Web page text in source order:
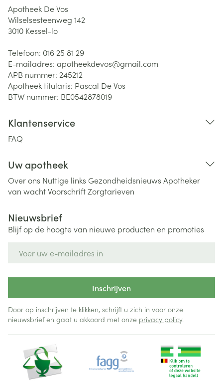
Apotheek De Vos
Wilselsesteenweg 142
3010 Kessel-lo
Telefoon: 016 25 81 29
E-mailadres: apotheekdevos@gmail.com
APB nummer: 245212
Apotheek titularis: Pascal De Vos
BTW nummer: BE0542878019
Klantenservice
FAQ
Uw apotheek
Over ons Nuttige links Gezondheidsnieuws Apotheker
van wachtVoorschriftZorgtarieven
Nieuwsbrief
Blijf op de hoogte van nieuwe producten en promoties
Inschrijven
Door op inschrijven te klikken, schrijft u zich in voor onze
nieuwsbrief en gaat u akkoord met onze privacy policy.